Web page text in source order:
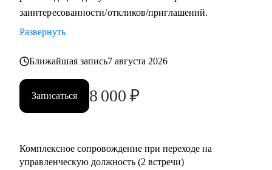
системы мотивации и использую методику целеполагания
для достижения бизнес-результатов;
построения партнерских отношений;
• Сотрудничаю с ВУЗами в разрезе карьерных определений
студентов;
• Аудит резюме для управляющих позиций;
заинтересованности/откликов/приглашений.
Развернуть
Ближайшая запись7 августа 2026
Записаться 8 000 ₽
Комплексное сопровождение при переходе на
управленческую должность (2 встречи)